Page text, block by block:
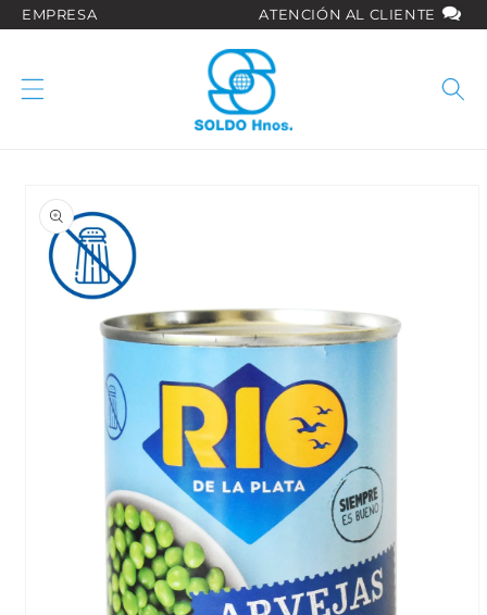
directamente
EMPRESA ATENCIÓN AL CLIENTE
información
del producto